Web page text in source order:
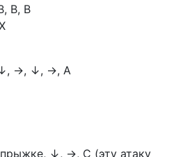
В, В
→, ↓, →, А
↓, →, С (эту атаку